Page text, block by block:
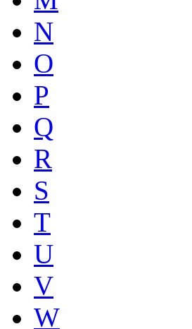
N
O
P
Q
R
S
T
U
V
W